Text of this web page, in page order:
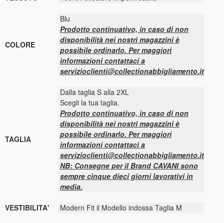
COLORE
Blu
Prodotto continuativo, in caso di non
disponibilità nei nostri magazzini è
possibile ordinarlo. Per maggiori
informazioni contattaci a
servizioclienti@collectionabbigliamento.it
TAGLIA
Dalla taglia S alla 2XL
Scegli la tua taglia.
Prodotto continuativo, in caso di non
disponibilità nei nostri magazzini è
possibile ordinarlo. Per maggiori
informazioni contattaci a
servizioclienti@collectionabbigliamento.it
NB: Consegne per il Brand CAVANI sono
sempre cinque dieci giorni lavorativi in
media.
VESTIBILITA' Modern Fit il Modello indossa Taglia M